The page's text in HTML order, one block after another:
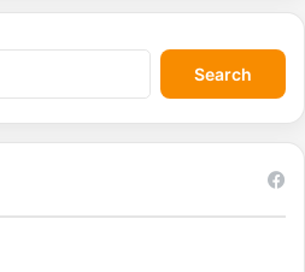
S
e
a
r